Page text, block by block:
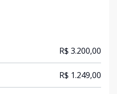
R$ 3.200,00
R$ 1.249,00